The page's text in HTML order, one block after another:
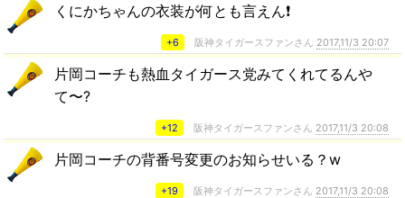
くにかちゃんの衣装が何とも言えん❗
+6 阪神タイガースファンさん 2017,11/3 20:07
片岡コーチも熱血タイガース党みてくれてるんや
て〜?
+12 阪神タイガースファンさん 2017,11/3 20:08
片岡コーチの背番号変更のお知らせいる？w
+19 阪神タイガースファンさん 2017,11/3 20:08